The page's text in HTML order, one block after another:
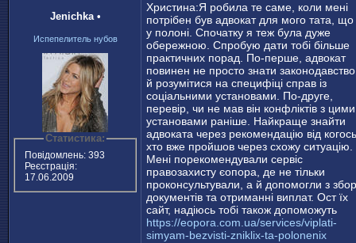
Jenichka •
Испепелитель нубов
Статистика:
Повідомлень: 393
Реєстрація:
17.06.2009
Христина:Я робила те саме, коли мені
потрібен був адвокат для мого тата, що
у полоні. Спочатку я теж була дуже
обережною. Спробую дати тобі більше
практичних порад. По-перше, адвокат
повинен не просто знати
й розумітися на специфіці справ із
соціальними установами. По-друге,
перевір, чи не мав він конфліктів з цими
установами раніше. Найкраще знайти
адвоката через рекомендацію від
хто вже пройшов через схожу ситуацію.
Мені порекомендували сервіс
правозахисту єопора, де не тільки
проконсультували, а й допомогли з
документів та отриманні виплат. Ост їх
сайт, надіюсь тобі також допоможуть
https://eopora.com.ua/services/viplati-
simyam-bezvisti-zniklix-ta-polonenix